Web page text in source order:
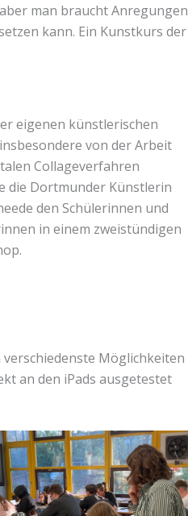
man braucht Anregungen
kann. Ein Kunstkurs der
eigenen künstlerischen
von der Arbeit
Collageverfahren
die Dortmunder Künstlerin
den Schülerinnen und
in einem zweistündigen
Möglichkeiten
an den iPads ausgetestet